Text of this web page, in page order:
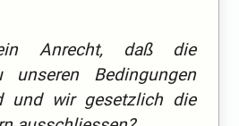
Anrecht, daß die
unseren Bedingungen
und wir gesetzlich die